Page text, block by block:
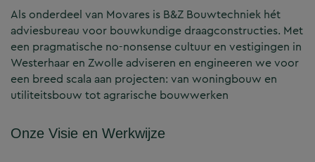
Als onderdeel van Movares is B&Z Bouwtechniek hét
adviesbureau voor bouwkundige draagconstructies. Met
een pragmatische no-nonsense cultuur en vestigingen in
Westerhaar en Zwolle adviseren en engineeren we voor
een breed scala aan projecten: van woningbouw en
utiliteitsbouw tot agrarische bouwwerken
Onze Visie en Werkwijze